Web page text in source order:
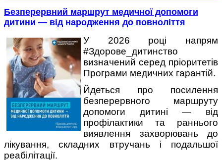
Безперервний маршрут медичної допомоги
дитини — від народження до повноліття
У 2026 році напрям
#Здорове_дитинство
визначений серед пріоритетів
Програми медичних гарантій.
Йдеться про посилення
безперервного маршруту
допомоги дитині — від
профілактики та раннього
виявлення захворювань до
лікування, складних втручань і подальшої
реабілітації.